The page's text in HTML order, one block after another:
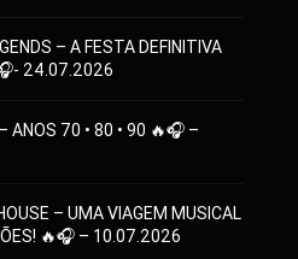
– A FESTA DEFINITIVA
24.07.2026
ANOS 70 • 80 • 90 🔥🎧 –
– UMA VIAGEM MUSICAL
🔥🎧 – 10.07.2026